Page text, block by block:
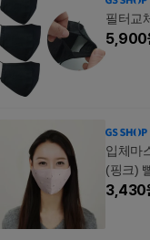
필터교
5,900
입체마
(핑크)
3,430